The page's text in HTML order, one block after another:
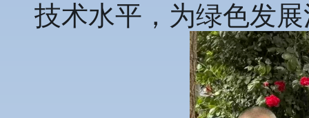
技术水平，为绿色发